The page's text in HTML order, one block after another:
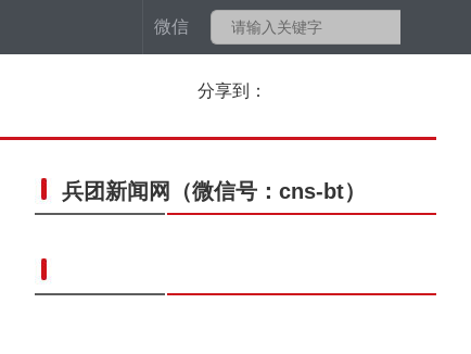
微信
分享到：
兵团新闻网 （微信号：cns-bt）